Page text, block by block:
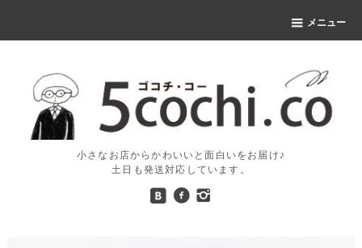
メニュー
小さなお店からかわいいと面白いをお届け♪
土日も発送対応しています。